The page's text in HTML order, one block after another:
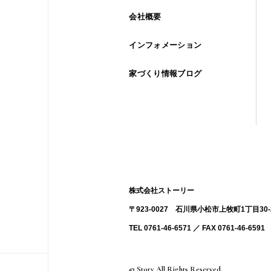
会社概要
インフォメーション
家づくり情報ブログ
株式会社ストーリー
〒923-0027 ⽯川県⼩松市上牧町1丁目
TEL 0761-46-6571 ／ FAX 0761-46-6591